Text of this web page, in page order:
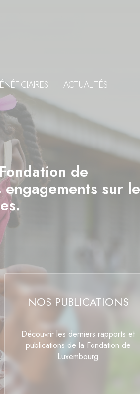
ACTUALITÉS
de
sur le
NOS PUBLICATIONS
Découvrir les derniers rapports et
publications de la Fondation de
Luxembourg